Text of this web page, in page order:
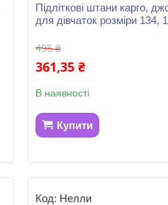
Підліткові штани карго,
для дівчаток розміри 134,
495 ₴
361,35 ₴
В наявності
Купити
Нелли